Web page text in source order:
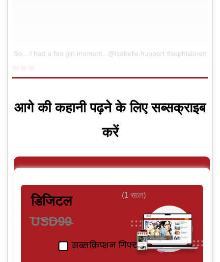
So... I had a fan girl moment.. @isabelle.huppert #sophialoren
आगे की कहानी पढ़ने के लिए सब्सक्राइब
करें
डिजिटल (1 साल)
USD99 USD49
सब्सक्रिप्शन गिफ्ट करें